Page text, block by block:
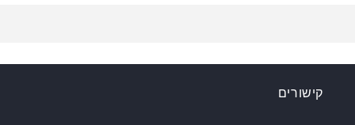
קישורים